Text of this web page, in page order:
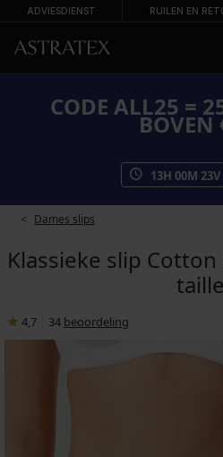
ADVIESDIENST RUILEN EN
CODE ALL25 =
BOVEN
13H 00M 23V
Dames slips
Klassieke slip
taille
4,7 34 beoordeling